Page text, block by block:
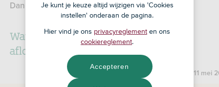
Dan verandert er niets.
Wat zijn de nieuwe regels om
aflossingsvrij te lenen?
Tot 11 mei
Je kunt je keuze altijd wijzigen via 'Cookies
instellen' onderaan de pagina.
Hier vind je ons privacyreglement en ons
cookiereglement.
Accepteren